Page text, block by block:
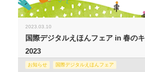
2023.03.10
国際デジタルえほんフェア in 春の
2023
お知らせ 国際デジタルえほんフェア